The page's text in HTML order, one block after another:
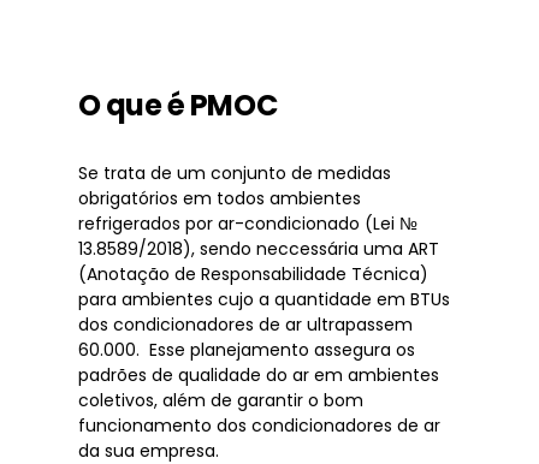
O que é PMOC
Se trata de um conjunto de medidas
obrigatórios em todos ambientes
refrigerados por ar-condicionado (Lei №
13.8589/2018), sendo neccessária uma ART
(Anotação de Responsabilidade Técnica)
para ambientes cujo a quantidade em BTUs
dos condicionadores de ar ultrapassem
60.000. Esse planejamento assegura os
padrões de qualidade do ar em ambientes
coletivos, além de garantir o bom
funcionamento dos condicionadores de ar
da sua empresa.